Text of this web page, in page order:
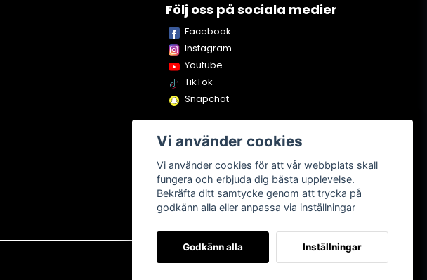
Följ oss på sociala medier
Facebook
Instagram
Youtube
TikTok
Snapchat
Om oss
Vi använder cookies
Vi använder cookies för att vår webbplats skall
fungera och erbjuda dig bästa upplevelse.
Bekräfta ditt samtycke genom att trycka på
godkänn alla eller anpassa via inställningar
Godkänn alla Inställningar